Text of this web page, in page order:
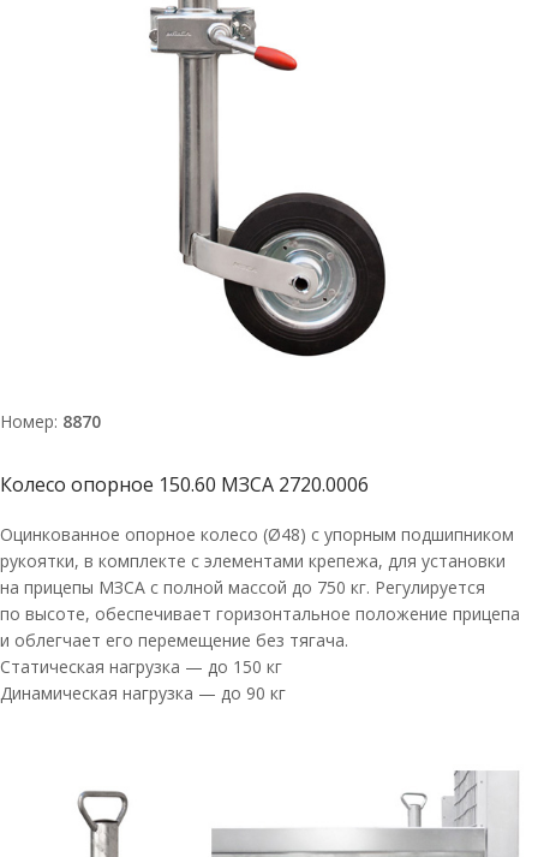
Номер: 8870
Колесо опорное 150.60 МЗСА 2720.0006
Оцинкованное опорное колесо (Ø48) с упорным подшипником
рукоятки, в комплекте с элементами крепежа, для установки
на прицепы МЗСА с полной массой до 750 кг. Регулируется
по высоте, обеспечивает горизонтальное положение прицепа
и облегчает его перемещение без тягача.
Статическая нагрузка — до 150 кг
Динамическая нагрузка — до 90 кг